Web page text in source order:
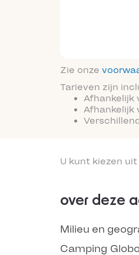
Zie onze
Tarieven zijn
Afhankelijk
Afhankelijk
U kunt kiezen
over deze
Milieu en
Camping